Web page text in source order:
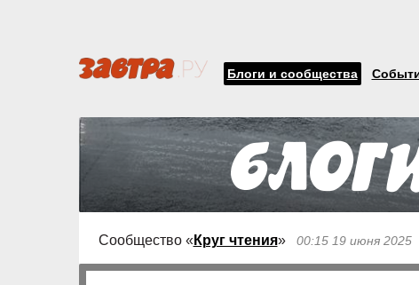
Блоги и сообщества
Сообщество « Круг чтения» 00:15 19 июня 2025